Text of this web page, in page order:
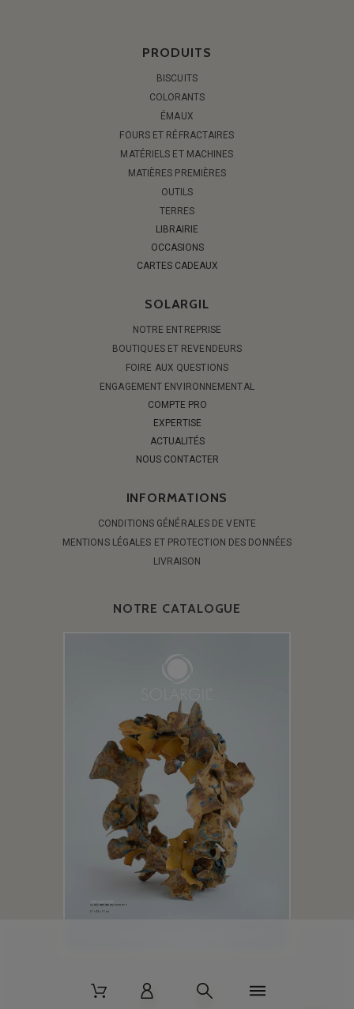
PRODUITS
BISCUITS
COLORANTS
ÉMAUX
FOURS ET RÉFRACTAIRES
MATÉRIELS ET MACHINES
MATIÈRES PREMIÈRES
OUTILS
TERRES
LIBRAIRIE
OCCASIONS
CARTES CADEAUX
SOLARGIL
NOTRE ENTREPRISE
BOUTIQUES ET REVENDEURS
FOIRE AUX QUESTIONS
ENGAGEMENT ENVIRONNEMENTAL
COMPTE PRO
EXPERTISE
ACTUALITÉS
NOUS CONTACTER
INFORMATIONS
CONDITIONS GÉNÉRALES DE VENTE
MENTIONS LÉGALES ET PROTECTION DES DONNÉES
LIVRAISON
NOTRE CATALOGUE